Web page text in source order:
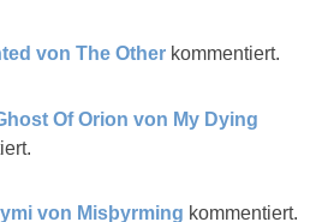
von The Other kommentiert.
Of Orion von My Dying
von Misþyrming kommentiert.